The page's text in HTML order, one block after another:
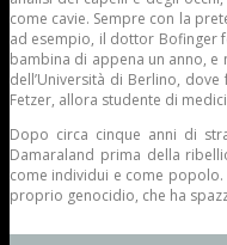
come cavie. Sempre con la
ad esempio, il dottor Bofinger
bambina di appena un anno, e
dell’Università di Berlino,
Fetzer, allora studente di
Dopo circa cinque anni di
Damaraland prima della
come individui e come popolo.
proprio genocidio, che ha